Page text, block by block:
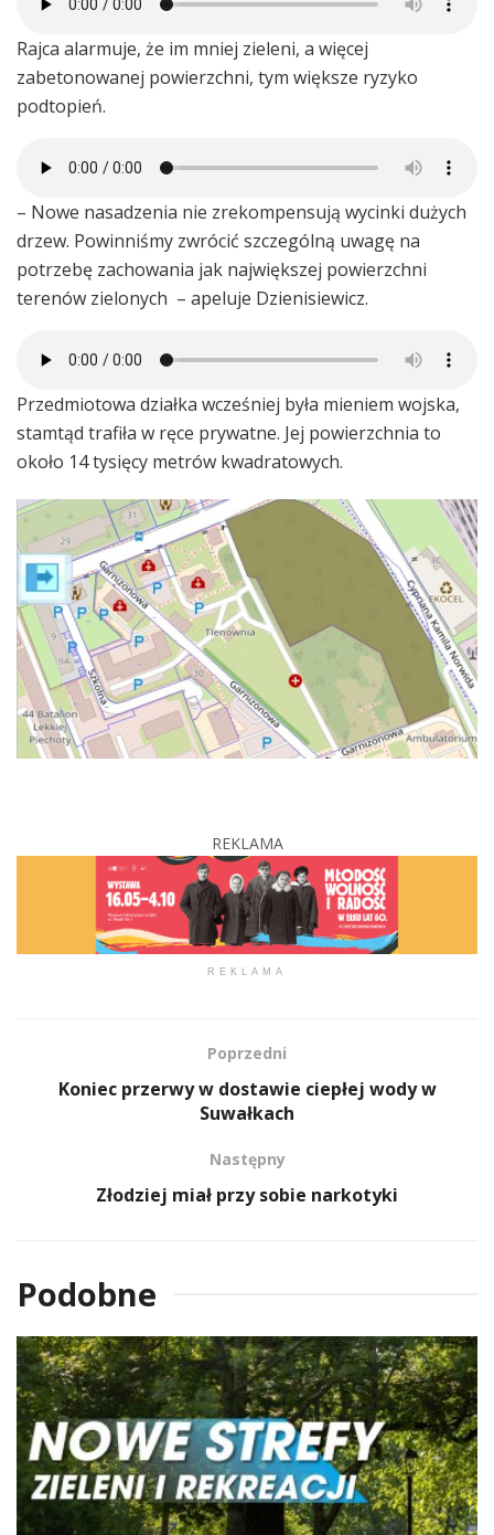
Rajca alarmuje, że im mniej zieleni, a więcej
zabetonowanej powierzchni, tym większe ryzyko
podtopień.
– Nowe nasadzenia nie zrekompensują wycinki dużych
drzew. Powinniśmy zwrócić szczególną uwagę na
potrzebę zachowania jak największej powierzchni
terenów zielonych – apeluje Dzienisiewicz.
Przedmiotowa działka wcześniej była mieniem wojska,
stamtąd trafiła w ręce prywatne. Jej powierzchnia to
około 14 tysięcy metrów kwadratowych.
REKLAMA
REKLAMA
Poprzedni
Koniec przerwy w dostawie ciepłej wody w
Suwałkach
Następny
Złodziej miał przy sobie narkotyki
Podobne